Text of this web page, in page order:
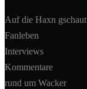
Auf die Haxn gschaut
Fanleben
Interviews
Kommentare
rund um Wacker